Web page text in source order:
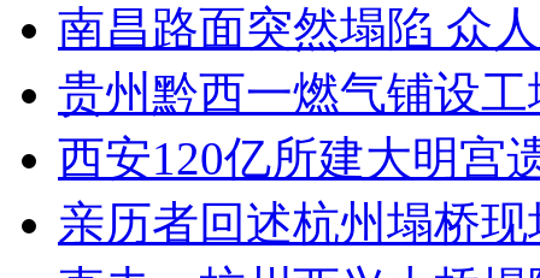
消防员救轻生者 花炮节热闹非凡 减压"枕头大战"
南昌路面突然塌陷 众
贵州黔西一燃气铺设
西安120亿所建大明宫
亲历者回述杭州塌桥